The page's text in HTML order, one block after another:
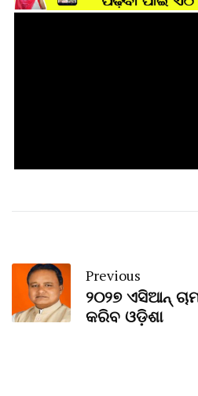
Previous
୨୦୨୭ ଏସିଆନ୍
କରିବ ଓଡ଼ିଶା